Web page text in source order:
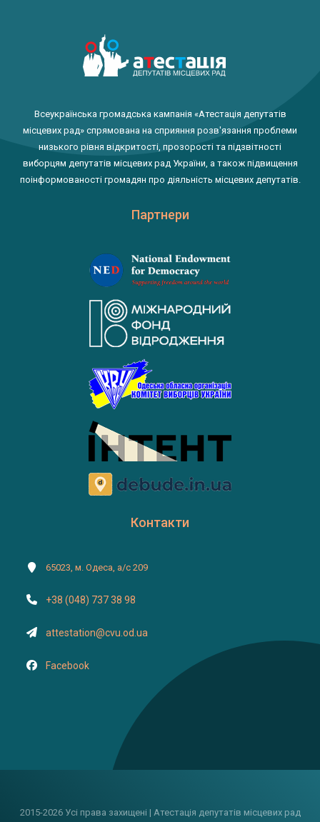
Всеукраїнська громадська кампанія «Атестація депутатів
місцевих рад» спрямована на сприяння розв'язання проблеми
низького рівня відкритості, прозорості та підзвітності
виборцям депутатів місцевих рад України, а також підвищення
поінформованості громадян про діяльність місцевих депутатів.
Партнери
Контакти
65023, м. Одеса, а/с 209
+38 (048) 737 38 98
attestation@cvu.od.ua
Facebook
2015-2026 Усі права захищені | Атестація депутатів місцевих рад